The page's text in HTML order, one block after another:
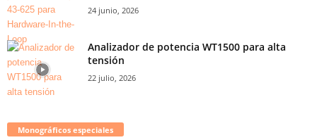
24 junio, 2026
Analizador de potencia WT1500 para alta
tensión
22 julio, 2026
Monográficos especiales